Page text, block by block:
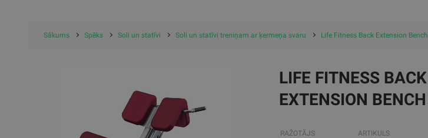
Sākums Spēks Soli un statīvi Soli un statīvi treniņam ar ķermeņa svaru Life Fitness Back Extension Bench
LIFE FITNESS BACK
EXTENSION BENCH
RAŽOTĀJS ARTIKULS